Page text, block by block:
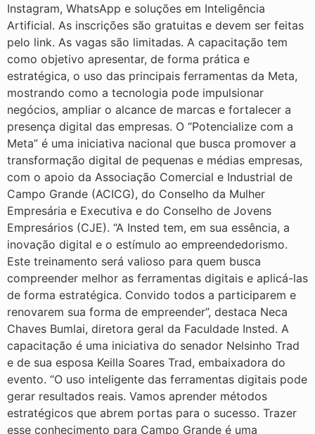
Instagram, WhatsApp e soluções em Inteligência
Artificial. As inscrições são gratuitas e devem ser feitas
pelo link. As vagas são limitadas. A capacitação tem
como objetivo apresentar, de forma prática e
estratégica, o uso das principais ferramentas da Meta,
mostrando como a tecnologia pode impulsionar
negócios, ampliar o alcance de marcas e fortalecer a
presença digital das empresas. O “Potencialize com a
Meta” é uma iniciativa nacional que busca promover a
transformação digital de pequenas e médias empresas,
com o apoio da Associação Comercial e Industrial de
Campo Grande (ACICG), do Conselho da Mulher
Empresária e Executiva e do Conselho de Jovens
Empresários (CJE). “A Insted tem, em sua essência, a
inovação digital e o estímulo ao empreendedorismo.
Este treinamento será valioso para quem busca
compreender melhor as ferramentas digitais e aplicá-las
de forma estratégica. Convido todos a participarem e
renovarem sua forma de empreender”, destaca Neca
Chaves Bumlai, diretora geral da Faculdade Insted. A
capacitação é uma iniciativa do senador Nelsinho Trad
e de sua esposa Keilla Soares Trad, embaixadora do
evento. “O uso inteligente das ferramentas digitais pode
gerar resultados reais. Vamos aprender métodos
estratégicos que abrem portas para o sucesso. Trazer
esse conhecimento para Campo Grande é uma